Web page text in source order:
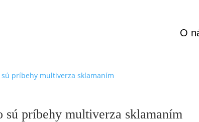
O
sú príbehy multiverza sklamaním